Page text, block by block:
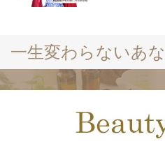
一生変わらないあ